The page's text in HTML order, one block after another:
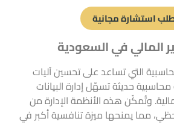
استشارة مجانية
الماليفي السعودية
التي تساعد على تحسين آليات
حديثة تسهّل إدارة البيانات
وتُمكّن هذه الأنظمة الإدارة من
مما يمنحها ميزة تنافسية أكبر في